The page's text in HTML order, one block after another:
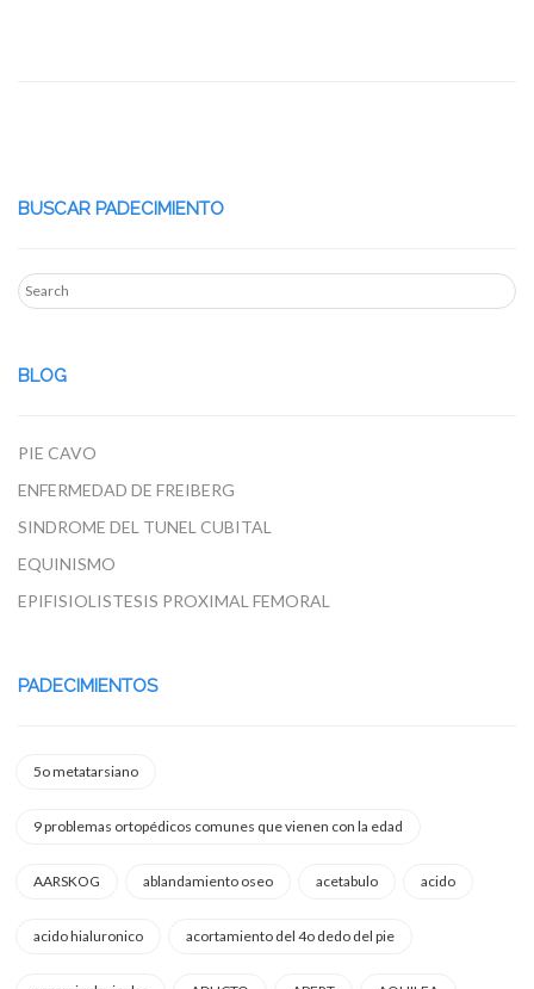
BUSCAR PADECIMIENTO
BLOG
PIE CAVO
ENFERMEDAD DE FREIBERG
SINDROME DEL TUNEL CUBITAL
EQUINISMO
EPIFISIOLISTESIS PROXIMAL FEMORAL
PADECIMIENTOS
5o metatarsiano
9 problemas ortopédicos comunes que vienen con la edad
AARSKOG ablandamiento oseo acetabulo acido
acido hialuronico acortamiento del 4o dedo del pie